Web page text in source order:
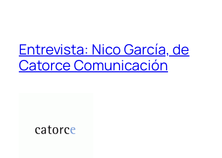
Entrevista: Nico García, de
Catorce Comunicación